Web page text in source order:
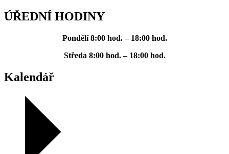
ÚŘEDNÍ HODINY
Pondělí 8:00 hod. – 18:00 hod.
Středa 8:00 hod. – 18:00 hod.
Kalendář